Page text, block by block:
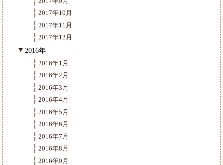
2017年10月
2017年11月
2017年12月
2016年
2016年1月
2016年2月
2016年3月
2016年4月
2016年5月
2016年6月
2016年7月
2016年8月
2016年9月